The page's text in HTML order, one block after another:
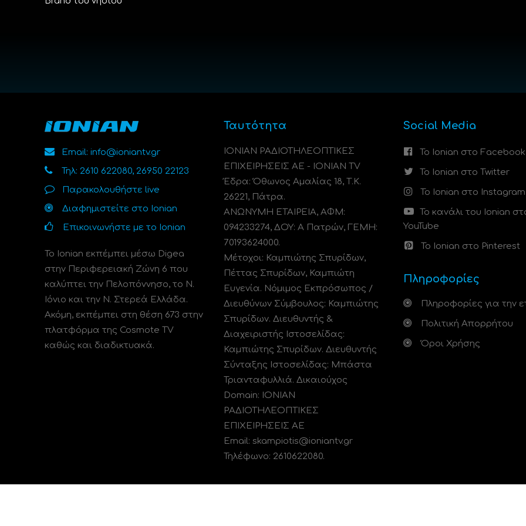
Email: info@ioniantv.gr
Τηλ: 2610 622080, 26950 22123
Παρακολουθήστε live
Διαφημιστείτε στο Ionian
Επικοινωνήστε με το Ionian
Το Ionian εκπέμπει μέσω Digea
στην Περιφερειακή Ζώνη 6 που
καλύπτει την Πελοπόννησο, το N.
Ιόνιο και την Ν. Στερεά Ελλάδα.
Ακόμη, εκπέμπει στη θέση 673 στην
πλατφόρμα της Cosmote TV
καθώς και διαδικτυακά.
Ταυτότητα
ΙΟΝΙΑΝ ΡΑΔΙΟΤΗΛΕΟΠΤΙΚΕΣ
ΕΠΙΧΕΙΡΗΣΕΙΣ ΑΕ - IONIAN TV
Έδρα: Όθωνος Αμαλίας 18, Τ.Κ.
26221, Πάτρα.
ΑΝΩΝΥΜΗ ΕΤΑΙΡΕΙΑ, ΑΦΜ:
094233274, ΔΟΥ: A Πατρών, ΓΕΜΗ:
70193624000.
Μέτοχοι: Καμπιώτης Σπυρίδων,
Πέττας Σπυρίδων, Καμπιώτη
Ευγενία. Νόμιμος Εκπρόσωπος /
Διευθύνων Σύμβουλος: Καμπιώτης
Σπυρίδων. Διευθυντής &
Διαχειριστής Ιστοσελίδας:
Καμπιώτης Σπυρίδων. Διευθυντής
Σύνταξης Ιστοσελίδας: Μπάστα
Τριανταφυλλιά. Δικαιούχος
Domain: ΙΟΝΙΑΝ
ΡΑΔΙΟΤΗΛΕΟΠΤΙΚΕΣ
ΕΠΙΧΕΙΡΗΣΕΙΣ ΑΕ
Email: skampiotis@ioniantv.gr
Τηλέφωνο: 2610622080.
Social Media
Το Ionian στο Facebook
Το Ionian στο Twitter
Το Ionian στο Instagram
Το κανάλι του Ionian
YouTube
Το Ionian στο Pinterest
Πληροφορίες
Πληροφορίες για την
Πολιτική Απορρήτου
Όροι Χρήσης